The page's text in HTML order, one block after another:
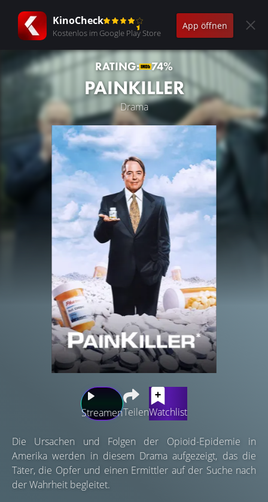
KinoCheck
Kostenlos im Google Play Store
App öffnen
RATING: 74%
PAINKILLER
Drama
StreamenTeilenWatchlist
Die Ursachen und Folgen der Opioid-Epidemie in
Amerika werden in diesem Drama aufgezeigt, das die
Täter, die Opfer und einen Ermittler auf der Suche nach
der Wahrheit begleitet.